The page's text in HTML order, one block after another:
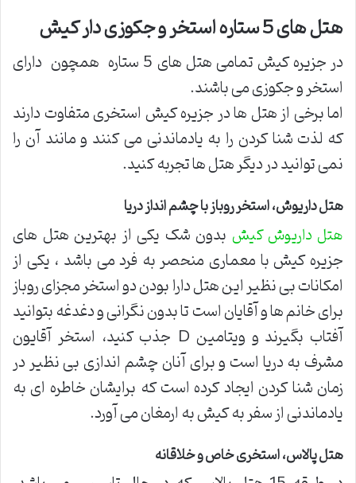
هتل های 5 ستاره استخر و جکوزی دار کیش
در جزیره کیش تمامی هتل های 5 ستاره همچون دارای
استخر و جکوزی می باشند.
اما برخی از هتل ها در جزیره کیش استخری متفاوت دارند
که لذت شنا کردن را به یادماندنی می کنند و مانند آن را
نمی توانید در دیگر هتل ها تجربه کنید.
هتل داریوش، استخر روباز با چشم انداز دریا
هتل داریوش کیش بدون شک یکی از بهترین هتل های
جزیره کیش با معماری منحصر به فرد می باشد ، یکی از
امکانات بی نظیر این هتل دارا بودن دو استخر مجزای روباز
برای خانم ها و آقایان است تا بدون نگرانی و دغدغه بتوانید
آفتاب بگیرند و ویتامین D جذب کنید، استخر آقایون
مشرف به دریا است و برای آنان چشم اندازی بی نظیر در
زمان شنا کردن ایجاد کرده است که برایشان خاطره ای به
یادماندنی از سفر به کیش به ارمغان می آورد.
هتل پالاس، استخری خاص و خلاقانه